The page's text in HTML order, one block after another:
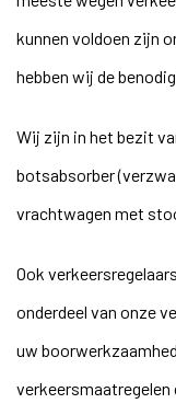
kunnen voldoen zijn
hebben wij de
Wij zijn in het bezit
botsabsorber
vrachtwagen met
Ook
onderdeel van onze
uw